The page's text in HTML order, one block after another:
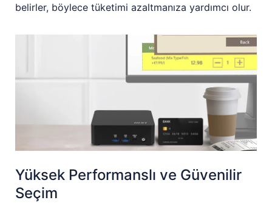
belirler, böylece tüketimi azaltmanıza yardımcı olur.
Yüksek Performanslı ve Güvenilir
Seçim